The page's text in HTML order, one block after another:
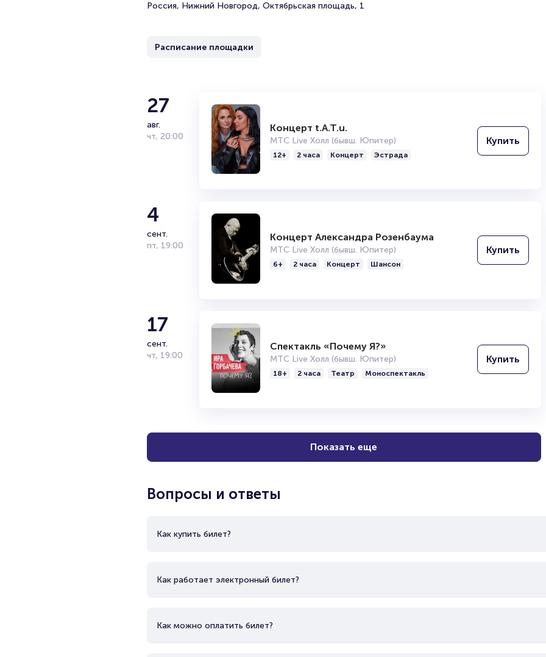
Россия, Нижний Новгород, Октябрьская площадь, 1
Расписание площадки
27
авг.
чт, 20:00
Концерт t.A.T.u.
МТС Live Холл (бывш. Юпитер)
12+ 2 часа Концерт Эстрада
Купить
4
сент.
пт, 19:00
Концерт Александра Розенбаума
МТС Live Холл (бывш. Юпитер)
6+ 2 часа Концерт Шансон
Купить
17
сент.
чт, 19:00
Спектакль «Почему Я?»
МТС Live Холл (бывш. Юпитер)
18+ 2 часа Театр Моноспектакль
Купить
Показать еще
Вопросы и ответы
Как купить билет?
Как работает электронный билет?
Как можно оплатить билет?